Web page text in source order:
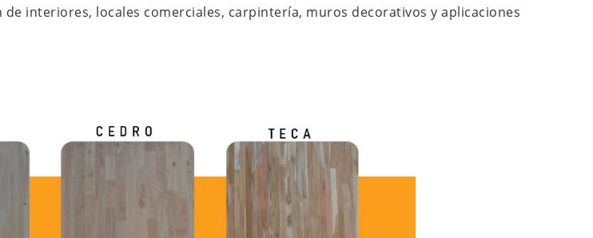
interiores, locales comerciales, carpintería, muros decorativos y aplicaciones